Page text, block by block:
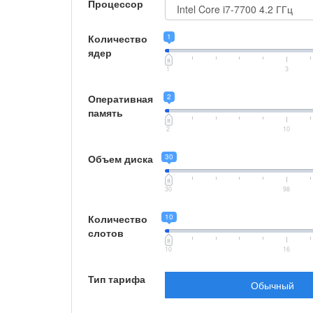
Процессор
Количество
ядер
1
1 3
Оперативная
память
2
2 10
Объем диска 30
30 98
Количество
слотов
10
10 16
Тип тарифа Обычный